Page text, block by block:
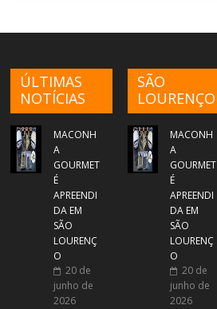
ÚLTIMAS
NOTÍCIAS
MACONH
A
GOURMET
É
APREENDI
DA EM
SÃO
LOURENÇ
O
20 de
junho de
2026
SÃO
LOURENÇO
MACONH
A
GOURMET
É
APREENDI
DA EM
SÃO
LOURENÇ
O
20 de
junho de
2026